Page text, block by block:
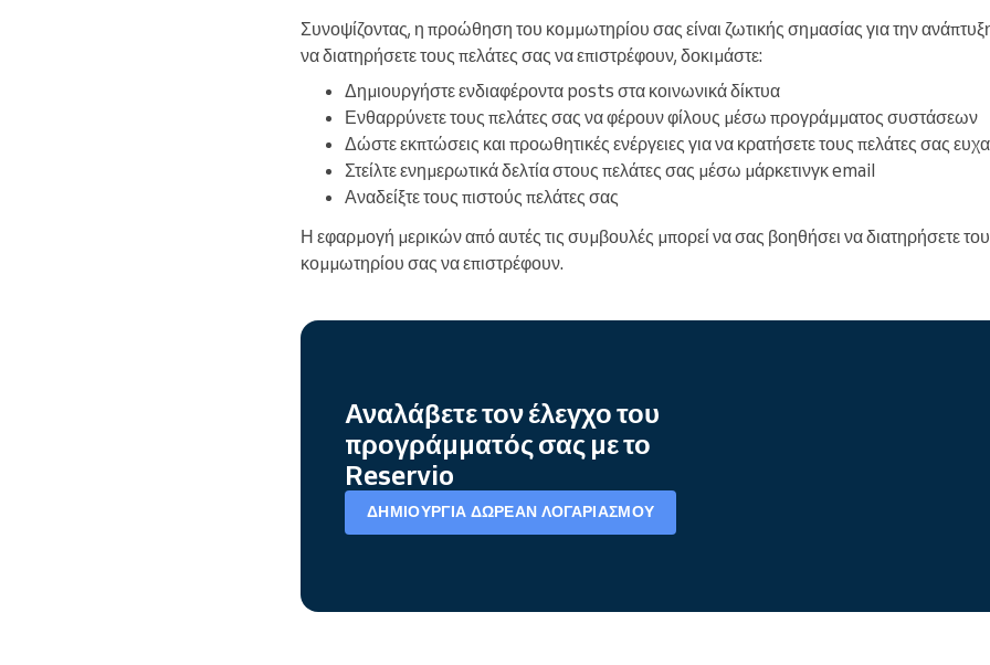
Συνοψίζοντας, η προώθηση του κομμωτηρίου σας είναι ζωτικής σημασίας για την
να διατηρήσετε τους πελάτες σας να επιστρέφουν, δοκιμάστε:
Δημιουργήστε ενδιαφέροντα posts στα κοινωνικά δίκτυα
Ενθαρρύνετε τους πελάτες σας να φέρουν φίλους μέσω προγράμματος συστάσεων
Δώστε εκπτώσεις και προωθητικές ενέργειες για να κρατήσετε τους πελάτες σας
Στείλτε ενημερωτικά δελτία στους πελάτες σας μέσω μάρκετινγκ email
Αναδείξτε τους πιστούς πελάτες σας
Η εφαρμογή μερικών από αυτές τις συμβουλές μπορεί να σας βοηθήσει να διατηρήσετε
κομμωτηρίου σας να επιστρέφουν.
Αναλάβετε τον έλεγχο του
προγράμματός σας με το
Reservio
ΔΗΜΙΟΥΡΓΊΑ ΔΩΡΕΆΝ ΛΟΓΑΡΙΑΣΜΟΎ